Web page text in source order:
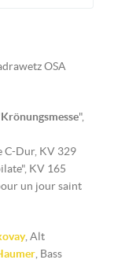
OSA
Krönungsmesse",
C-Dur, KV 329
KV 165
un jour saint
, Alt
, Bass